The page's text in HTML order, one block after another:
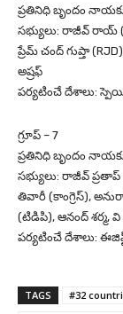
ప్రతినిధి బృందం
సభ్యులు: రాజీవ్ రాయ్
ప్రేమ్ చంద్ గుప్తా
అష్రఫ్
పర్యటించే దేశాలు:
గ్రూప్‌ – 7
ప్రతినిధి బృందం
సభ్యులు: రాజీవ్
తివారీ (కాంగ్రెస్),
(టిడిపి), ఆనంద్ శర్మ,
పర్యటించే దేశాలు:
TAGS #32